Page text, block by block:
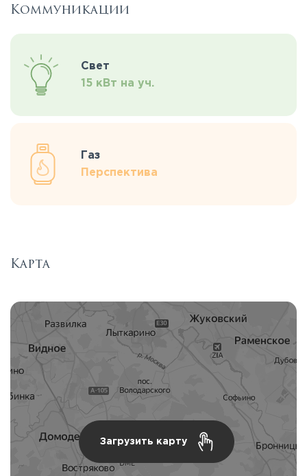
Коммуникации
Свет
15 кВт на уч.
Газ
Перспектива
Карта
Загрузить карту